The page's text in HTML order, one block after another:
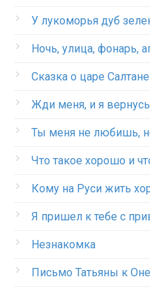
У лукоморья дуб
Ночь, улица, фонарь,
Сказка о царе Салтане
Жди меня, и я вернусь
Ты меня не любишь,
Что такое хорошо и
Кому на Руси жить
Я пришел к тебе с
Незнакомка
Письмо Татьяны к